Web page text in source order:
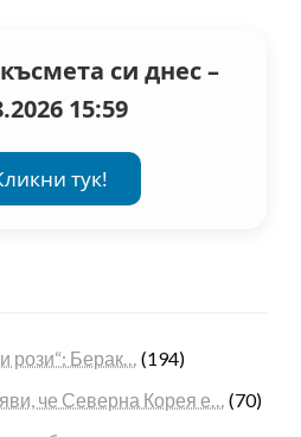
си днес –
15:59
тук!
рози“: Берак… (194)
че Северна Корея е… (70)